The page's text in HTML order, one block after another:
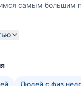
самым большим
Людей с